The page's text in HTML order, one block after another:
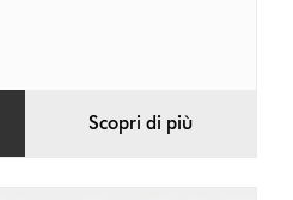
Scopri di più